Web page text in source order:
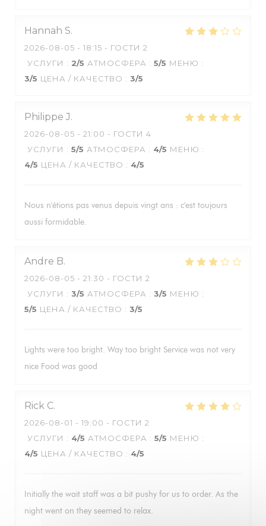
Hannah S
2026-08-05 - 18:15 - ГОСТИ 2
УСЛУГИ : 2/5 АТМОСФЕРА : 5/5 МЕНЮ :
3/5 ЦЕНА / КАЧЕСТВО : 3/5
Philippe J
2026-08-05 - 21:00 - ГОСТИ 4
УСЛУГИ : 5/5 АТМОСФЕРА : 4/5 МЕНЮ :
4/5 ЦЕНА / КАЧЕСТВО : 4/5
Nous n'étions pas venus depuis vingt ans : c'est toujours
aussi formidable.
Andre B
2026-08-05 - 21:30 - ГОСТИ 2
УСЛУГИ : 3/5 АТМОСФЕРА : 3/5 МЕНЮ :
5/5 ЦЕНА / КАЧЕСТВО : 3/5
Lights were too bright. Way too bright Service was not very
nice Food was good
Rick C
2026-08-01 - 19:00 - ГОСТИ 2
УСЛУГИ : 4/5 АТМОСФЕРА : 5/5 МЕНЮ :
4/5 ЦЕНА / КАЧЕСТВО : 4/5
Initially the wait staff was a bit pushy for us to order. As the
night went on they seemed to relax.